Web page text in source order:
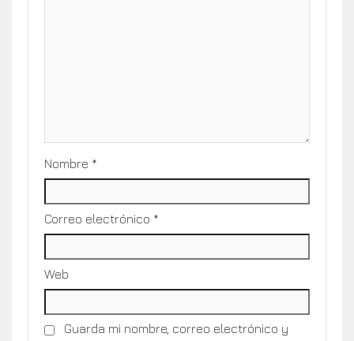
Nombre *
Correo electrónico *
Web
Guarda mi nombre, correo electrónico y